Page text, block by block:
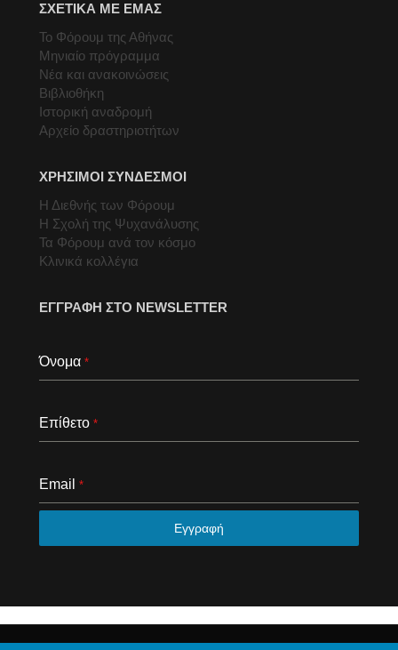
ΣΧΕΤΙΚΑ ΜΕ ΕΜΑΣ
Το Φόρουμ της Αθήνας
Μηνιαίο πρόγραμμα
Νέα και ανακοινώσεις
Βιβλιοθήκη
Ιστορική αναδρομή
Αρχείο δραστηριοτήτων
ΧΡΗΣΙΜΟΙ ΣΥΝΔΕΣΜΟΙ
Η Διεθνής των Φόρουμ
Η Σχολή της Ψυχανάλυσης
Τα Φόρουμ ανά τον κόσμο
Κλινικά κολλέγια
ΕΓΓΡΑΦΗ ΣΤΟ NEWSLETTER
Όνομα *
Επίθετο *
Email *
Εγγραφή